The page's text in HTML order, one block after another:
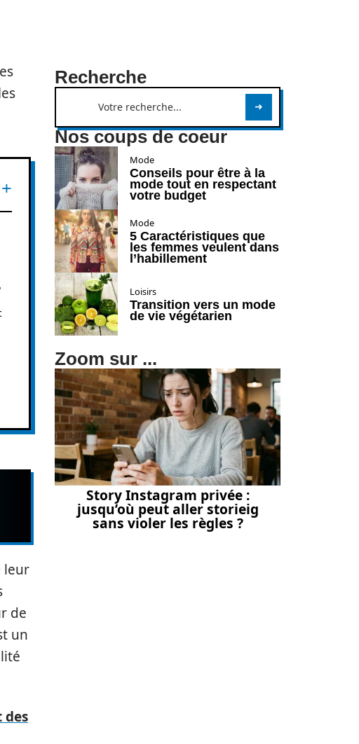
leur
de
un
des
Recherche
Nos coups de coeur
Mode
Conseils pour être à la
mode tout en respectant
votre budget
Mode
5 Caractéristiques que
les femmes veulent dans
l’habillement
Loisirs
Transition vers un mode
de vie végétarien
Zoom sur ...
Story Instagram privée :
jusqu’où peut aller storieig
sans violer les règles ?